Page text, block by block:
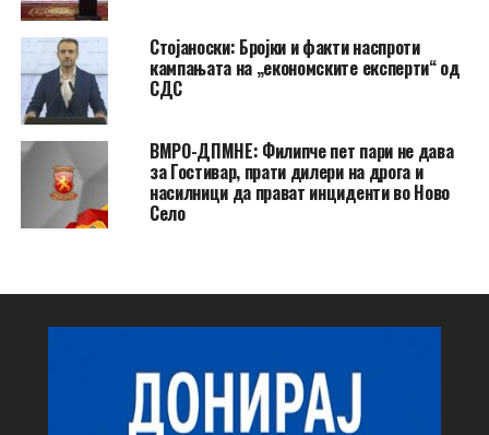
Стојаноски: Бројки и факти наспроти
кампањата на „економските експерти“ од
СДС
ВМРО-ДПМНЕ: Филипче пет пари не дава
за Гостивар, прати дилери на дрога и
насилници да прават инциденти во Ново
Село